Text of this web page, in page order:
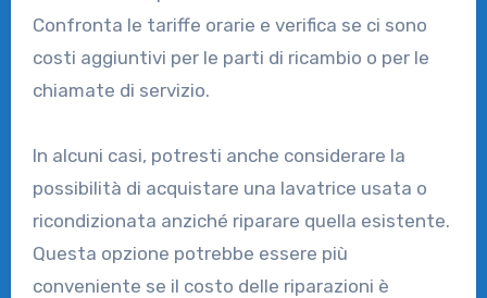
Confronta le tariffe orarie e verifica se ci sono
costi aggiuntivi per le parti di ricambio o per le
chiamate di servizio.
In alcuni casi, potresti anche considerare la
possibilità di acquistare una lavatrice usata o
ricondizionata anziché riparare quella esistente.
Questa opzione potrebbe essere più
conveniente se il costo delle riparazioni è